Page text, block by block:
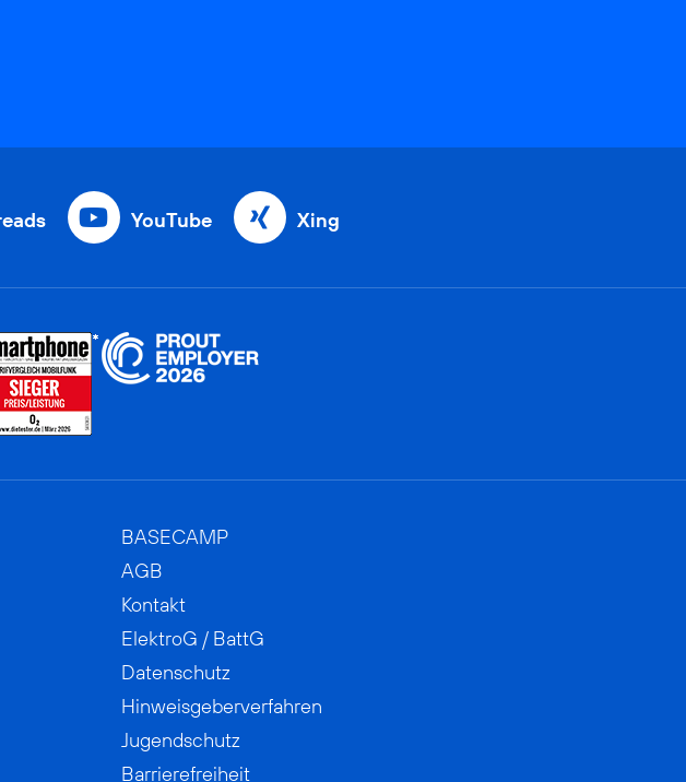
YouTube Xing
BASECAMP
AGB
Kontakt
ElektroG / BattG
Datenschutz
Hinweisgeberverfahren
Jugendschutz
Barrierefreiheit